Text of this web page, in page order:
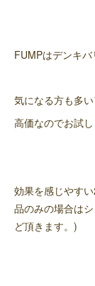
FUMPはデンキバ
気になる方も多い
高価なのでお試
効果を感じやす
品のみの場合は
ど頂きます。)